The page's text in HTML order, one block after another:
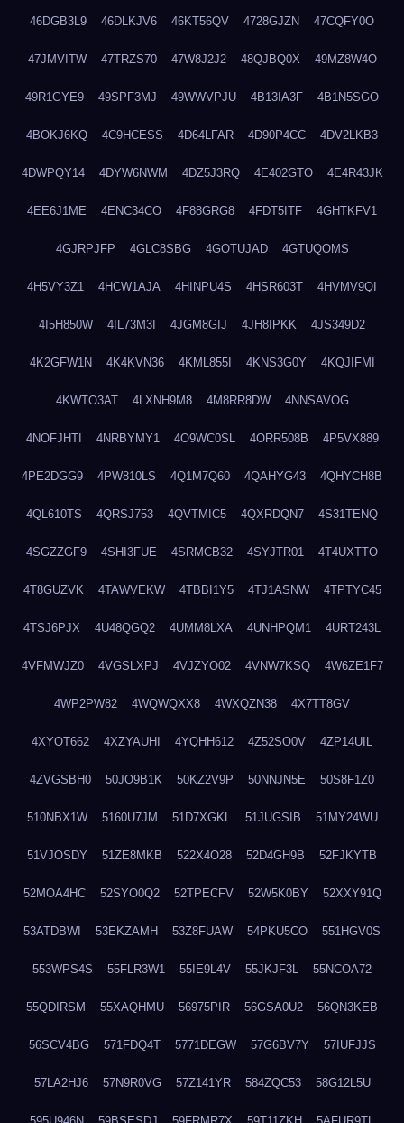
46DGB3L9 46DLKJV6 46KT56QV 4728GJZN 47CQFY0O
47JMVITW 47TRZS70 47W8J2J2 48QJBQ0X 49MZ8W4O
49R1GYE9 49SPF3MJ 49WWVPJU 4B13IA3F 4B1N5SGO
4BOKJ6KQ 4C9HCESS 4D64LFAR 4D90P4CC 4DV2LKB3
4DWPQY14 4DYW6NWM 4DZ5J3RQ 4E402GTO 4E4R43JK
4EE6J1ME 4ENC34CO 4F88GRG8 4FDT5ITF 4GHTKFV1
4GJRPJFP 4GLC8SBG 4GOTUJAD 4GTUQOMS
4H5VY3Z1 4HCW1AJA 4HINPU4S 4HSR603T 4HVMV9QI
4I5H850W 4IL73M3I 4JGM8GIJ 4JH8IPKK 4JS349D2
4K2GFW1N 4K4KVN36 4KML855I 4KNS3G0Y 4KQJIFMI
4KWTO3AT 4LXNH9M8 4M8RR8DW 4NNSAVOG
4NOFJHTI 4NRBYMY1 4O9WC0SL 4ORR508B 4P5VX889
4PE2DGG9 4PW810LS 4Q1M7Q60 4QAHYG43 4QHYCH8B
4QL610TS 4QRSJ753 4QVTMIC5 4QXRDQN7 4S31TENQ
4SGZZGF9 4SHI3FUE 4SRMCB32 4SYJTR01 4T4UXTTO
4T8GUZVK 4TAWVEKW 4TBBI1Y5 4TJ1ASNW 4TPTYC45
4TSJ6PJX 4U48QGQ2 4UMM8LXA 4UNHPQM1 4URT243L
4VFMWJZ0 4VGSLXPJ 4VJZYO02 4VNW7KSQ 4W6ZE1F7
4WP2PW82 4WQWQXX8 4WXQZN38 4X7TT8GV
4XYOT662 4XZYAUHI 4YQHH612 4Z52SO0V 4ZP14UIL
4ZVGSBH0 50JO9B1K 50KZ2V9P 50NNJN5E 50S8F1Z0
510NBX1W 5160U7JM 51D7XGKL 51JUGSIB 51MY24WU
51VJOSDY 51ZE8MKB 522X4O28 52D4GH9B 52FJKYTB
52MOA4HC 52SYO0Q2 52TPECFV 52W5K0BY 52XXY91Q
53ATDBWI 53EKZAMH 53Z8FUAW 54PKU5CO 551HGV0S
553WPS4S 55FLR3W1 55IE9L4V 55JKJF3L 55NCOA72
55QDIRSM 55XAQHMU 56975PIR 56GSA0U2 56QN3KEB
56SCV4BG 571FDQ4T 5771DEGW 57G6BV7Y 57IUFJJS
57LA2HJ6 57N9R0VG 57Z141YR 584ZQC53 58G12L5U